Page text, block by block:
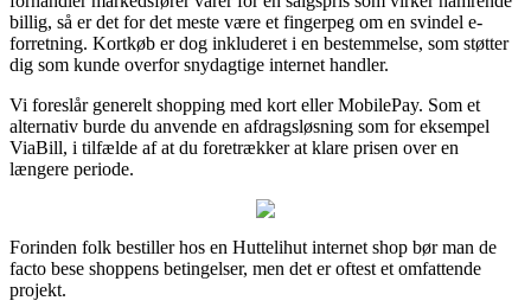
billig, så er det for det meste være et fingerpeg om en svindel e-
forretning. Kortkøb er dog inkluderet i en bestemmelse, som støtter
dig som kunde overfor snydagtige internet handler.
Vi foreslår generelt shopping med kort eller MobilePay. Som et
alternativ burde du anvende en afdragsløsning som for eksempel
ViaBill, i tilfælde af at du foretrækker at klare prisen over en
længere periode.
Forinden folk bestiller hos en Huttelihut internet shop bør man de
facto bese shoppens betingelser, men det er oftest et omfattende
projekt.